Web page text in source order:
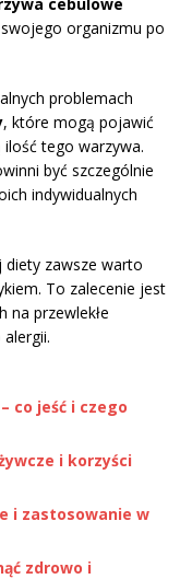
organizmu po
problemach
, które mogą pojawić
ilość tego warzywa.
być szczególnie
indywidualnych
diety zawsze warto
To zalecenie jest
na przewlekłe
co jeść i czego
i korzyści
i zastosowanie w
zdrowo i